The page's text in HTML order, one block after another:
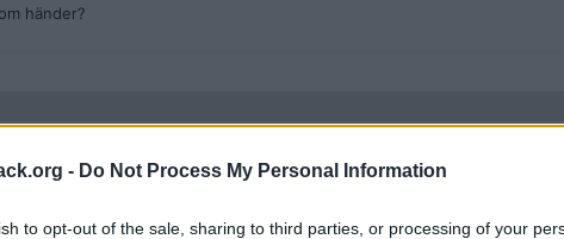
- Do Not Process My Personal Information
to opt-out of the sale, sharing to third parties, or processing of your
händer?